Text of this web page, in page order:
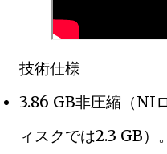
技術仕様
3.86 GB非圧縮（NI
ィスクでは2.3 GB）。